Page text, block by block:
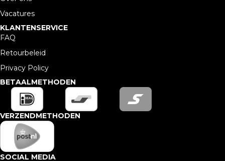
Vacatures
KLANTENSERVICE
FAQ
Retourbeleid
Privacy Policy
BETAALMETHODEN
VERZENDMETHODEN
SOCIAL MEDIA